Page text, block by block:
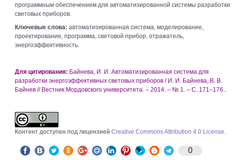
программным обеспечением для автоматизированной системы разработки
световых приборов.
Ключевые слова: автоматизированная система, моделирование,
проектирование, программа, световой прибор, отражатель,
энергоэффективность.
Для цитирования: Байнева, И. И. Автоматизированная система для
разработки энергоэффективных световых приборов / И. И. Байнева, В. В.
Байнев // Вестник Мордовского университета. – 2014. – № 1. – С. 171–176..
Контент доступен под лицензией Creative Commons Attribution 4.0 License.
0